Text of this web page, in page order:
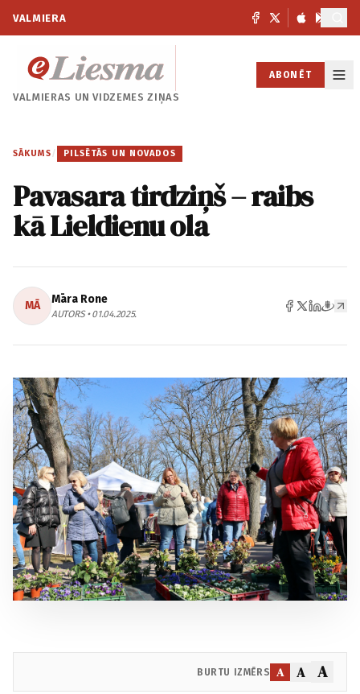
VALMIERA
VALMIERAS UNVIDZEMES ZIŅAS
ABONĒT
SĀKUMS / PILSĒTĀS UN NOVADOS
Pavasara tirdziņš – raibs
kā Lieldienu ola
MĀ Māra Rone
AUTORS • 01.04.2025.
BURTU IZMĒRS A A A